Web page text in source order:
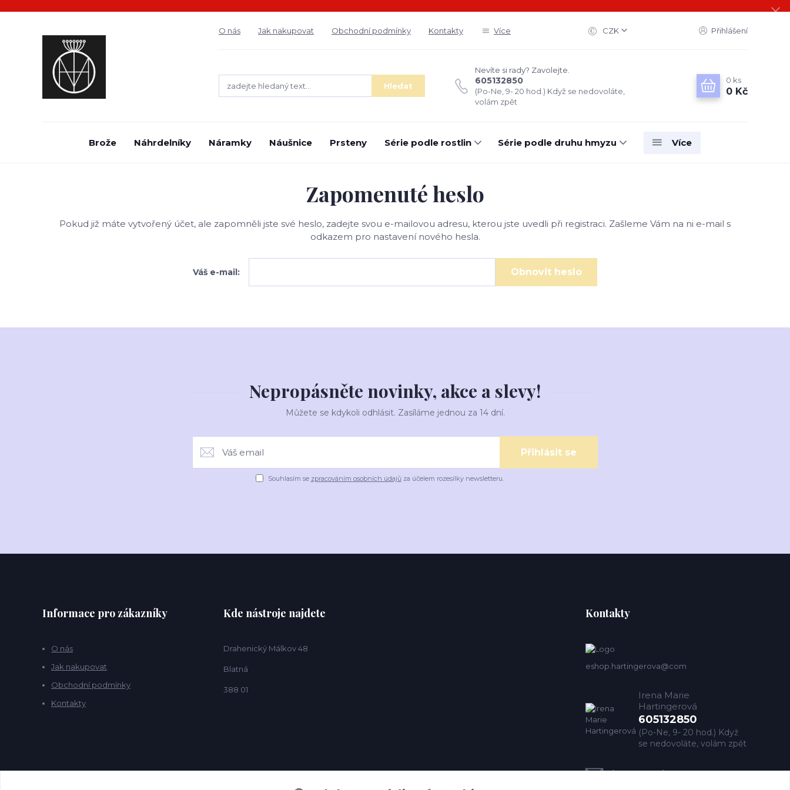
O nás Jak nakupovat Obchodní podmínky Kontakty Více CZK Přihlášení
Hledat
Nevíte si rady? Zavolejte.
605132850
(Po-Ne, 9- 20 hod.) Když se nedovoláte,
volám zpět
0 ks
0 Kč
Brože Náhrdelníky Náramky Náušnice Prsteny Série podle rostlin Série podle druhu hmyzu Více
Zapomenuté heslo
Pokud již máte vytvořený účet, ale zapomněli jste své heslo, zadejte svou e-mailovou adresu, kterou jste uvedli při registraci. Zašleme Vám na ni e-mail s
odkazem pro nastavení nového hesla.
Váš e-mail: Obnovit heslo
Nepropásněte novinky, akce a slevy!
Můžete se kdykoli odhlásit. Zasíláme jednou za 14 dní.
Přihlásit se
Souhlasím se zpracováním osobních údajůza účelem rozesílky newsletteru.
Informace pro zákazníky
O nás
Jak nakupovat
Obchodní podmínky
Kontakty
Kde nástroje najdete
Drahenický Málkov 48
Blatná
388 01
Kontakty
eshop.hartingerova@com
Irena Marie
Hartingerová
605132850
(Po-Ne, 9- 20 hod.) Když
se nedovoláte, volám zpět
imh@hartingerova.com